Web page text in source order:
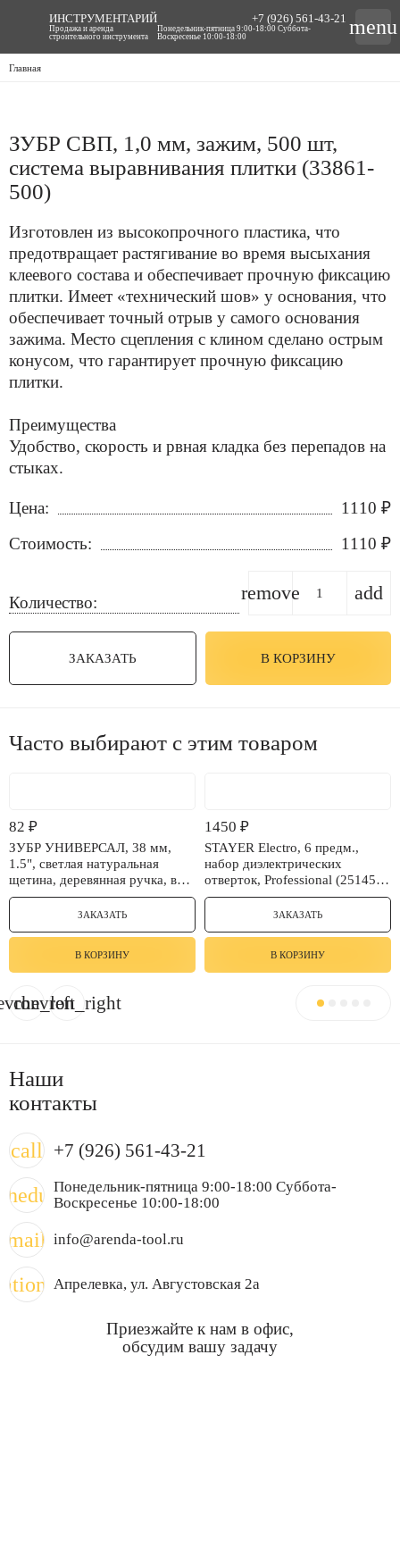
Главная
ЗУБР СВП, 1,0 мм, зажим, 500 шт,
система выравнивания плитки (33861-
500)
Изготовлен из высокопрочного пластика, что
предотвращает растягивание во время высыхания
клеевого состава и обеспечивает прочную фиксацию
плитки. Имеет «технический шов» у основания, что
обеспечивает точный отрыв у самого основания
зажима. Место сцепления с клином сделано острым
конусом, что гарантирует прочную фиксацию
плитки.
Преимущества
Удобство, скорость и рвная кладка без перепадов на
стыках.
Цена: 1110 ₽
Стоимость:
1110 ₽
Количество: remove add
ЗАКАЗАТЬ В КОРЗИНУ
Часто выбирают с этим товаром
82 ₽
ЗУБР УНИВЕРСАЛ, 38 мм,
1.5", светлая натуральная
щетина, деревянная ручка, все
виды ЛКМ, плоская кисть (4-
ЗАКАЗАТЬ
В КОРЗИНУ
1450 ₽
STAYER Electro, 6 предм.,
набор диэлектрических
отверток, Professional (25145-
H6)
ЗАКАЗАТЬ
В КОРЗИНУ
chevron_right
Наши
контакты
call +7 (926) 561-43-21
Понедельник-пятница 9:00-18:00 Суббота-
Воскресенье 10:00-18:00
mail info@arenda-tool.ru
Апрелевка, ул. Августовская 2а
Приезжайте к нам в офис,
обсудим вашу задачу
ИНСТРУМЕНТАРИЙ
Продажа и аренда
строительного инструмента
+7 (926) 561-43-21
Понедельник-пятница 9:00-18:00 Суббота-
Воскресенье 10:00-18:00
menu